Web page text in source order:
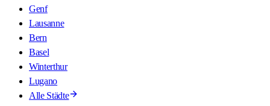
Genf
Lausanne
Bern
Basel
Winterthur
Lugano
Alle Städte